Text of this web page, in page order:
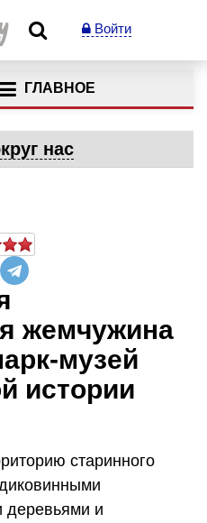
Войти
ГЛАВНОЕ
нас
жемчужина
музей
истории
старинного
деревьями и